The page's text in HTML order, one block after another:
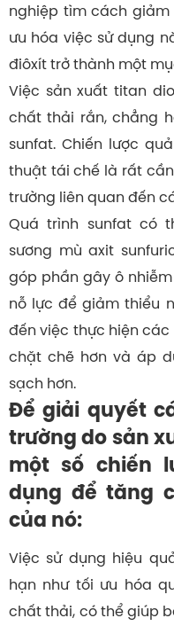
nghiệp tìm cách giảm
ưu hóa việc sử dụng
điôxít trở thành một
Việc sản xuất titan
chất thải rắn, chẳng
sunfat. Chiến lược
thuật tái chế là rất
trường liên quan đến
Quá trình sunfat có
sương mù axit
góp phần gây ô
nỗ lực để giảm thiểu
đến việc thực hiện
chặt chẽ hơn và áp
sạch hơn.
Để giải quyết
trường do sản
một số chiến
dụng để tăng
của nó:
Việc sử dụng hiệu
hạn như tối ưu hóa
chất thải, có thể giúp